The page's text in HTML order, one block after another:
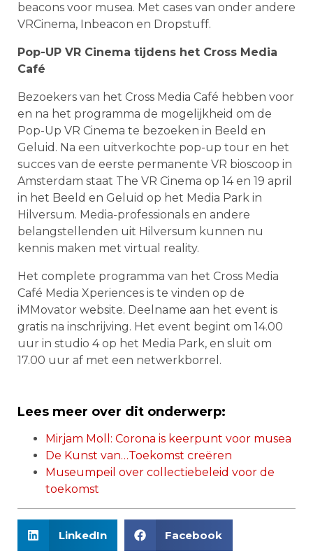
beacons voor musea. Met cases van onder andere
VRCinema, Inbeacon en Dropstuff.
Pop-UP VR Cinema tijdens het Cross Media
Café
Bezoekers van het Cross Media Café hebben voor
en na het programma de mogelijkheid om de
Pop-Up VR Cinema te bezoeken in Beeld en
Geluid. Na een uitverkochte pop-up tour en het
succes van de eerste permanente VR bioscoop in
Amsterdam staat The VR Cinema op 14 en 19 april
in het Beeld en Geluid op het Media Park in
Hilversum. Media-professionals en andere
belangstellenden uit Hilversum kunnen nu
kennis maken met virtual reality.
Het complete programma van het Cross Media
Café Media Xperiences is te vinden op de
iMMovator website. Deelname aan het event is
gratis na inschrijving. Het event begint om 14.00
uur in studio 4 op het Media Park, en sluit om
17.00 uur af met een netwerkborrel.
Lees meer over dit onderwerp:
Mirjam Moll: Corona is keerpunt voor musea
De Kunst van…Toekomst creëren
Museumpeil over collectiebeleid voor de
toekomst
LinkedIn Facebook